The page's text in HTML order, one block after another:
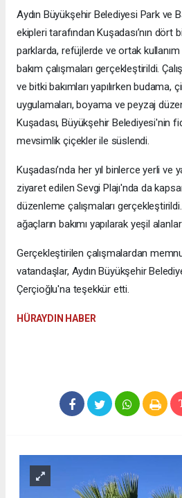
Aydın Büyükşehir Belediyesi Park ve
ekipleri tarafından Kuşadası’nın dört
parklarda, refüjlerde ve ortak
bakım çalışmaları gerçekleştirildi.
ve bitki bakımları yapılırken budama,
uygulamaları, boyama ve peyzaj
Kuşadası, Büyükşehir Belediyesi'nin
mevsimlik çiçekler ile süslendi.
Kuşadası’nda her yıl binlerce yerli ve
ziyaret edilen Sevgi Plajı'nda da
düzenleme çalışmaları
ağaçların bakımı yapılarak yeşil
Gerçekleştirilen çalışmalardan
vatandaşlar, Aydın Büyükşehir
Çerçioğlu'na teşekkür etti.
HÜRAYDIN HABER